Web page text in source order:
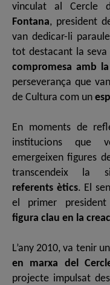
vinculat al Cercle
Fontana, president
van dedicar-l i
tot destacant la
compromesa amb
perseverança que
de Cultura com un
En moments de
institucions que
emergeixen figures
transcendeix la
referents ètics. El
el primer
figura clau en la
L’any 2010, va tenir un
en marxa del
projecte impulsat